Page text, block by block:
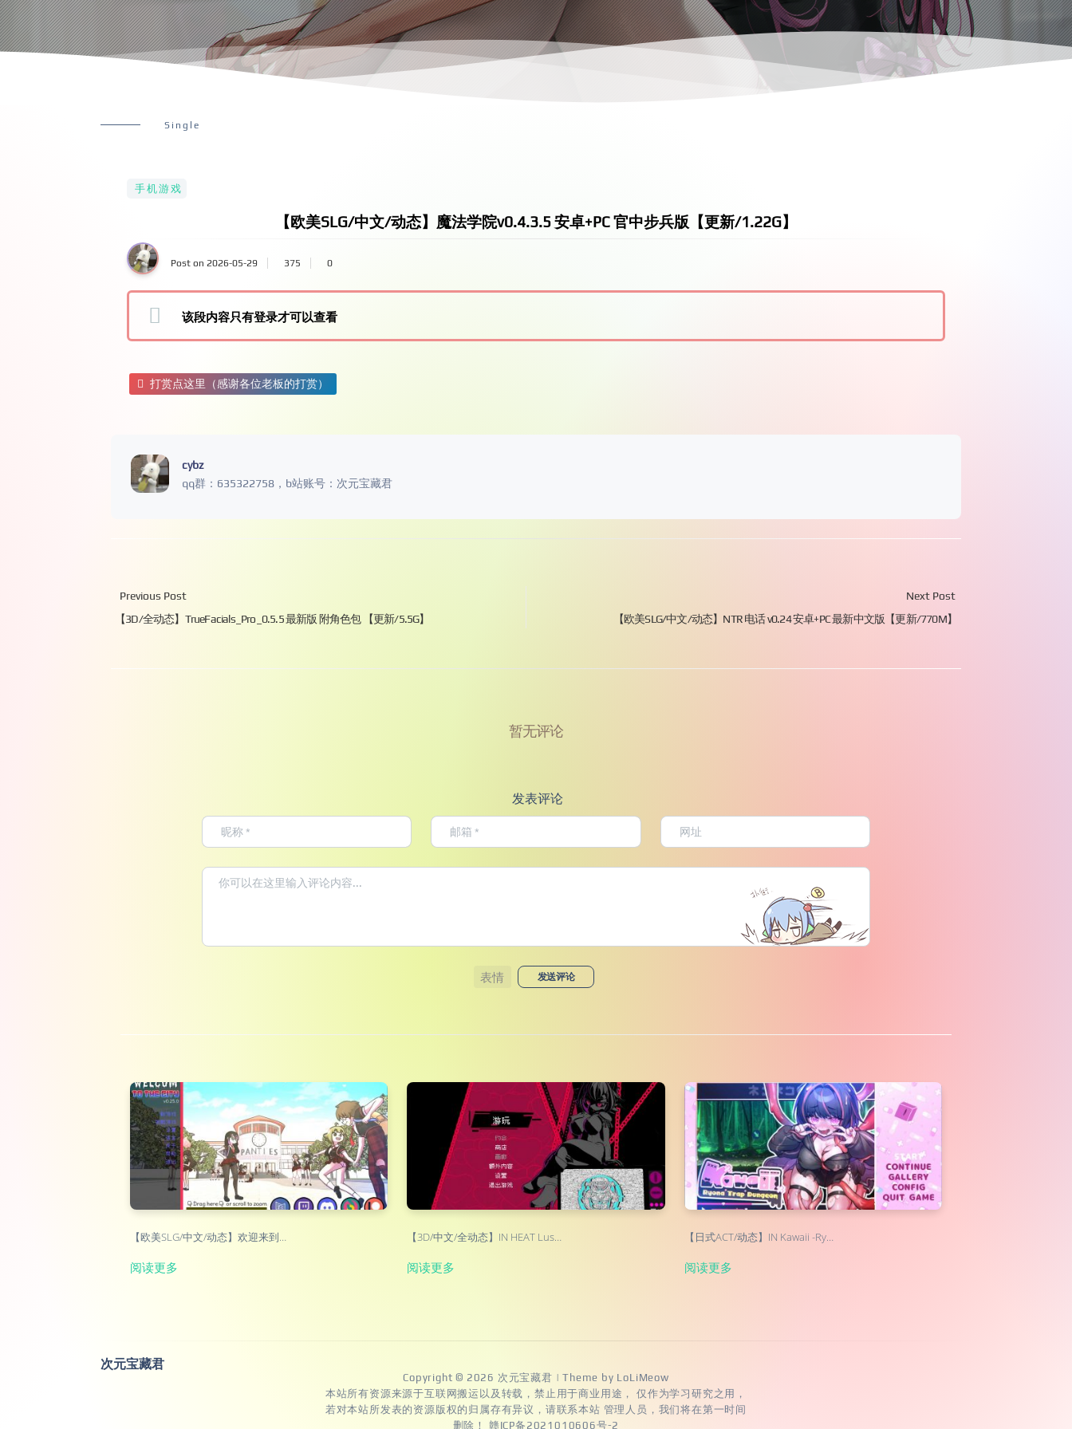
Single
手机游戏
【欧美SLG/中文/动态】魔法学院v0.4.3.5 安卓+PC 官中步兵版【更新/1.22G】
Post on 2026-05-29 375 0
该段内容只有登录才可以查看
打赏点这里（感谢各位老板的打赏）
cybz
qq群：635322758，b站账号：次元宝藏君
Previous Post
【3D/全动态】TrueFacials_Pro_0.5.5 最新版 附角色包 【更新/5.5G】
Next Post
【欧美SLG/中文/动态】NTR 电话 v0.24 安卓+PC 最新中文版【更新/770M】
暂无评论
发表评论
表情 发送评论
【欧美SLG/中文/动态】欢迎来到…
阅读更多
【3D/中文/全动态】IN HEAT Lus…
阅读更多
【日式ACT/动态】IN Kawaii -Ry…
阅读更多
次元宝藏君
Copyright © 2026 次元宝藏君 | Theme by LoLiMeow
本站所有资源来源于互联网搬运以及转载，禁止用于商业用途， 仅作为学习研究之用，
若对本站所发表的资源版权的归属存有异议，请联系本站 管理人员，我们将在第一时间
删除！ 赣ICP备2021010606号-2